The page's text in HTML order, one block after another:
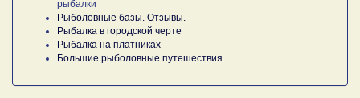
рыбалки
Рыболовные базы. Отзывы.
Рыбалка в городской черте
Рыбалка на платниках
Большие рыболовные путешествия